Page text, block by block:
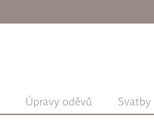
Úpravy oděvů Svatby